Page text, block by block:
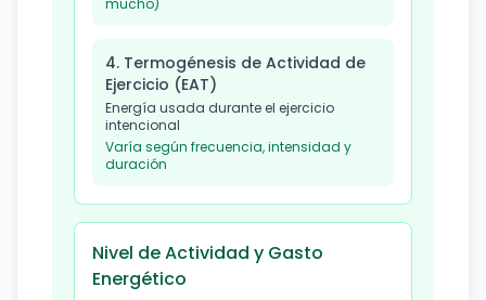
mucho)
4. Termogénesis de Actividad de
Ejercicio (EAT)
Energía usada durante el ejercicio
intencional
Varía según frecuencia, intensidad y
duración
Nivel de Actividad y Gasto
Energético